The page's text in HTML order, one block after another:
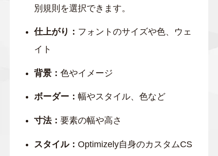
別規則を選択できます。
仕上がり： フォントのサイズや色、ウェ
イト
背景： 色やイメージ
ボーダー： 幅やスタイル、色など
寸法： 要素の幅や高さ
スタイル： Optimizely自身のカスタムCS